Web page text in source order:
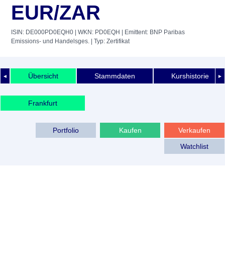
EUR/ZAR
ISIN: DE000PD0EQH0 | WKN: PD0EQH
| Emittent: BNP Paribas
Emissions- und Handelsges. | Typ: Zertifikat
◄ ►
Übersicht Stammdaten Kurshistorie
Frankfurt
Verkaufen
Kaufen
Portfolio
Watchlist